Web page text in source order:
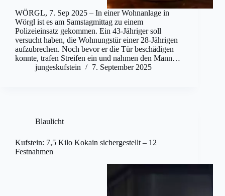
WÖRGL, 7. Sep 2025 – In einer Wohnanlage in
Wörgl ist es am Samstagmittag zu einem
Polizeieinsatz gekommen. Ein 43-Jähriger soll
versucht haben, die Wohnungstür einer 28-Jährigen
aufzubrechen. Noch bevor er die Tür beschädigen
konnte, trafen Streifen ein und nahmen den Mann…
jungeskufstein
7. September 2025
Blaulicht
Kufstein: 7,5 Kilo Kokain sichergestellt – 12
Festnahmen